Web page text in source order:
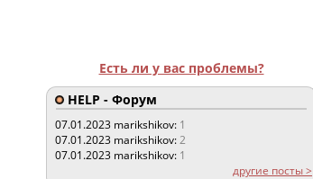
Есть ли у вас проблемы?
HELP - Форум
07.01.2023 marikshikov: 1
07.01.2023 marikshikov:2
07.01.2023 marikshikov: 1
другие посты >